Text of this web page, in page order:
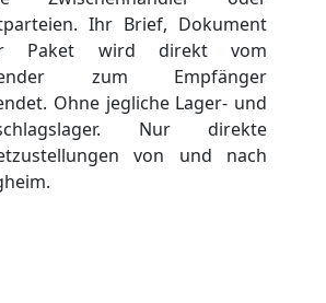
Ihr Brief, Dokument
Paket wird direkt vom
zum Empfänger
Ohne jegliche Lager- und
Nur direkte
von und nach